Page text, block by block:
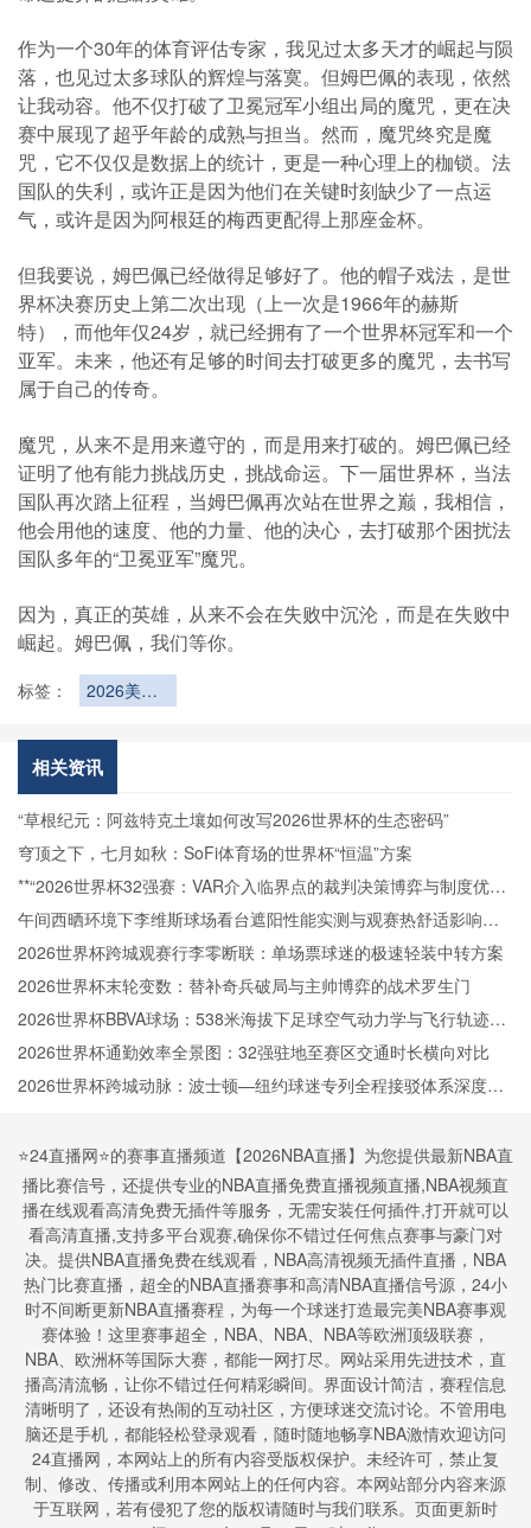
作为一个30年的体育评估专家，我见过太多天才的崛起与陨
落，也见过太多球队的辉煌与落寞。但姆巴佩的表现，依然
让我动容。他不仅打破了卫冕冠军小组出局的魔咒，更在决
赛中展现了超乎年龄的成熟与担当。然而，魔咒终究是魔
咒，它不仅仅是数据上的统计，更是一种心理上的枷锁。法
国队的失利，或许正是因为他们在关键时刻缺少了一点运
气，或许是因为阿根廷的梅西更配得上那座金杯。
但我要说，姆巴佩已经做得足够好了。他的帽子戏法，是世
界杯决赛历史上第二次出现（上一次是1966年的赫斯
特），而他年仅24岁，就已经拥有了一个世界杯冠军和一个
亚军。未来，他还有足够的时间去打破更多的魔咒，去书写
属于自己的传奇。
魔咒，从来不是用来遵守的，而是用来打破的。姆巴佩已经
证明了他有能力挑战历史，挑战命运。下一届世界杯，当法
国队再次踏上征程，当姆巴佩再次站在世界之巅，我相信，
他会用他的速度、他的力量、他的决心，去打破那个困扰法
国队多年的“卫冕亚军”魔咒。
因为，真正的英雄，从来不会在失败中沉沦，而是在失败中
崛起。姆巴佩，我们等你。
标签：
2026美加
赛区交通可
达性对比分
析
相关资讯
“草根纪元：阿兹特克土壤如何改写2026世界杯的生态密码”
穹顶之下，七月如秋：SoFi体育场的世界杯“恒温”方案
**“2026世界杯32强赛：VAR介入临界点的裁判决策博弈与制度优化
路径”**
午间西晒环境下李维斯球场看台遮阳性能实测与观赛热舒适影响分
析
2026世界杯跨城观赛行李零断联：单场票球迷的极速轻装中转方案
2026世界杯末轮变数：替补奇兵破局与主帅博弈的战术罗生门
2026世界杯BBVA球场：538米海拔下足球空气动力学与飞行轨迹的
微扰动解析
2026世界杯通勤效率全景图：32强驻地至赛区交通时长横向对比
2026世界杯跨城动脉：波士顿—纽约球迷专列全程接驳体系深度拆
⭐️24直播网⭐️的赛事直播频道【2026NBA直播】为您提供最新NBA直
播比赛信号，还提供专业的NBA直播免费直播视频直播,NBA视频直
播在线观看高清免费无插件等服务，无需安装任何插件,打开就可以
看高清直播,支持多平台观赛,确保你不错过任何焦点赛事与豪门对
决。提供NBA直播免费在线观看，NBA高清视频无插件直播，NBA
热门比赛直播，超全的NBA直播赛事和高清NBA直播信号源，24小
时不间断更新NBA直播赛程，为每一个球迷打造最完美NBA赛事观
赛体验！这里赛事超全，NBA、NBA、NBA等欧洲顶级联赛，
NBA、欧洲杯等国际大赛，都能一网打尽。网站采用先进技术，直
播高清流畅，让你不错过任何精彩瞬间。界面设计简洁，赛程信息
清晰明了，还设有热闹的互动社区，方便球迷交流讨论。不管用电
脑还是手机，都能轻松登录观看，随时随地畅享NBA激情欢迎访问
24直播网，本网站上的所有内容受版权保护。未经许可，禁止复
制、修改、传播或利用本网站上的任何内容。本网站部分内容来源
于互联网，若有侵犯了您的版权请随时与我们联系。页面更新时